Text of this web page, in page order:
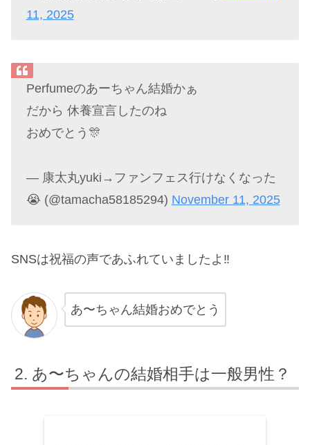
11, 2025
Perfumeのあーちゃん結婚かぁ
だから 休養宣言したのね
おめでとう🎊
— 康太丸yuki→ファンフェス行けなくなった
😭 (@tamacha58185294) November 11, 2025
SNSは祝福の声であふれていましたよ‼︎
あ〜ちゃん結婚おめでとう
あ〜ちゃんの結婚相手は一般男性？